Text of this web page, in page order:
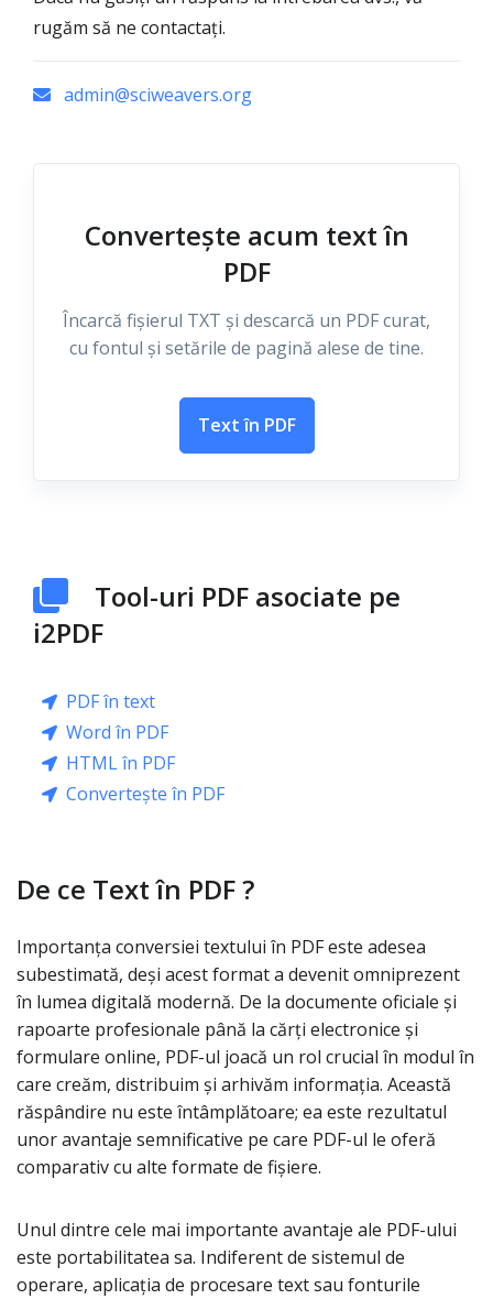
rugăm să ne contactați.
admin@sciweavers.org
Convertește acum text în
PDF
Încarcă fișierul TXT și descarcă un PDF curat,
cu fontul și setările de pagină alese de tine.
Text în PDF
Tool-uri PDF asociate pe
i2PDF
PDF în text
Word în PDF
HTML în PDF
Convertește în PDF
De ce Text în PDF ?
Importanța conversiei textului în PDF este adesea
subestimată, deși acest format a devenit omniprezent
în lumea digitală modernă. De la documente oficiale și
rapoarte profesionale până la cărți electronice și
formulare online, PDF-ul joacă un rol crucial în modul în
care creăm, distribuim și arhivăm informația. Această
răspândire nu este întâmplătoare; ea este rezultatul
unor avantaje semnificative pe care PDF-ul le oferă
comparativ cu alte formate de fișiere.
Unul dintre cele mai importante avantaje ale PDF-ului
este portabilitatea sa. Indiferent de sistemul de
operare, aplicația de procesare text sau fonturile